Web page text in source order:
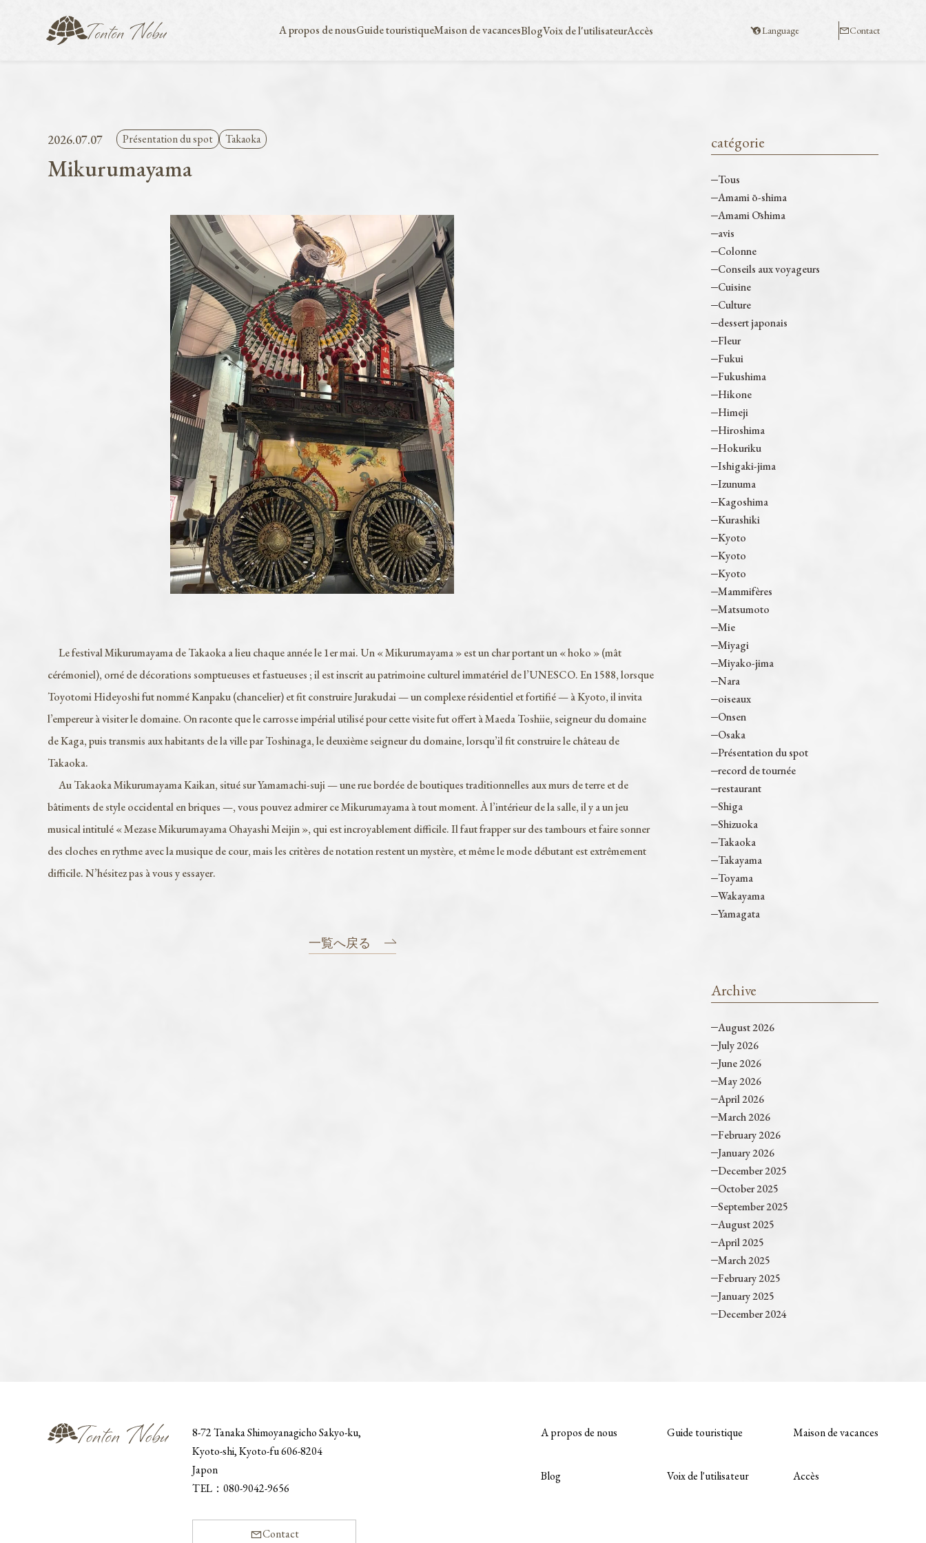
A propos de nousGuide touristiqueMaison de vacancesBlogVoix de l'utilisateurAccès Language Contact
2026.07.07 Présentation du spot Takaoka
Mikurumayama
Le festival Mikurumayama de Takaoka a lieu chaque année le 1er mai. Un « Mikurumayama » est un char portant un « hoko » (mât
cérémoniel), orné de décorations somptueuses et fastueuses ; il est inscrit au patrimoine culturel immatériel de l’UNESCO. En 1588, lorsque
Toyotomi Hideyoshi fut nommé Kanpaku (chancelier) et fit construire Jurakudai — un complexe résidentiel et fortifié — à Kyoto, il invita
l’empereur à visiter le domaine. On raconte que le carrosse impérial utilisé pour cette visite fut offert à Maeda Toshiie, seigneur du domaine
de Kaga, puis transmis aux habitants de la ville par Toshinaga, le deuxième seigneur du domaine, lorsqu’il fit construire le château de
Takaoka.
Au Takaoka Mikurumayama Kaikan, situé sur Yamamachi-suji — une rue bordée de boutiques traditionnelles aux murs de terre et de
bâtiments de style occidental en briques —, vous pouvez admirer ce Mikurumayama à tout moment. À l’intérieur de la salle, il y a un jeu
musical intitulé « Mezase Mikurumayama Ohayashi Meijin », qui est incroyablement difficile. Il faut frapper sur des tambours et faire sonner
des cloches en rythme avec la musique de cour, mais les critères de notation restent un mystère, et même le mode débutant est extrêmement
difficile. N’hésitez pas à vous y essayer.
一覧へ戻る
catégorie
Tous
Amami ō-shima
Amami Ōshima
avis
Colonne
Conseils aux voyageurs
Cuisine
Culture
dessert japonais
Fleur
Fukui
Fukushima
Hikone
Himeji
Hiroshima
Hokuriku
Ishigaki-jima
Izunuma
Kagoshima
Kurashiki
Kyoto
Kyoto
Kyoto
Mammifères
Matsumoto
Mie
Miyagi
Miyako-jima
Nara
oiseaux
Onsen
Osaka
Présentation du spot
record de tournée
restaurant
Shiga
Shizuoka
Takaoka
Takayama
Toyama
Wakayama
Yamagata
Archive
August 2026
July 2026
June 2026
May 2026
April 2026
March 2026
February 2026
January 2026
December 2025
October 2025
September 2025
August 2025
April 2025
March 2025
February 2025
January 2025
December 2024
8-72 Tanaka Shimoyanagicho Sakyo-ku,
Kyoto-shi, Kyoto-fu 606-8204
Japon
TEL：080-9042-9656
Contact
A propos de nous Guide touristique Maison de vacances
Blog Voix de l'utilisateur Accès